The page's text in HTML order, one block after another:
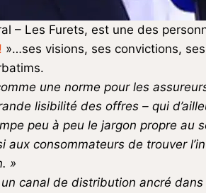
– Les Furets, est une des
»…ses visions, ses convictions,
une norme pour les
lisibilité des offres – qui
peu à peu le jargon propre au
consommateurs de trouver
»
canal de distribution ancré